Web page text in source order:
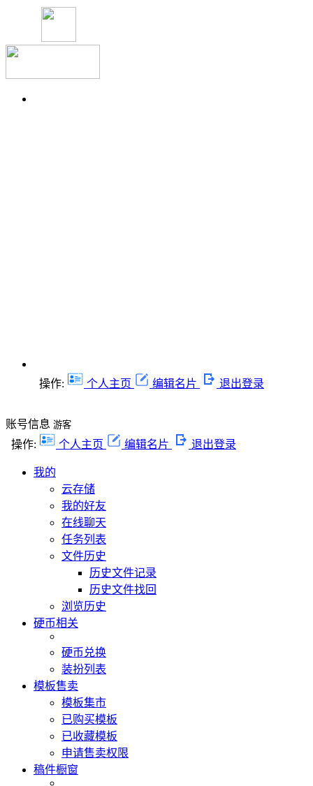
操作: 个人主页 编辑名片 退出登录
账号信息 游客
操作: 个人主页 编辑名片 退出登录
我的
云存储
我的好友
在线聊天
任务列表
文件历史
历史文件记录
历史文件找回
浏览历史
硬币相关
硬币兑换
装扮列表
模板售卖
模板集市
已购买模板
已收藏模板
申请售卖权限
稿件橱窗